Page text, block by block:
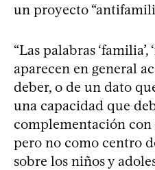
un proyecto
“Las palabras ‘familia’,
aparecen en general
deber, o de un dato
una capacidad que
complementación
pero no como centro
sobre los niños y